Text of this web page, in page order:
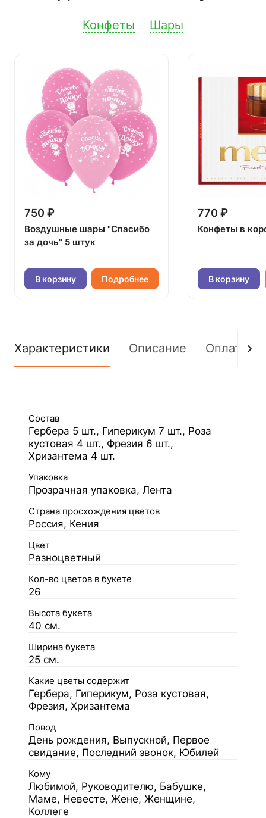
Конфеты Шары
750 ₽
Воздушные шары "Спасибо
за дочь" 5 штук
В корзину Подробнее
770 ₽
Конфеты в
В корзину
Характеристики Описание Оплата
Состав
Гербера 5 шт., Гиперикум 7 шт., Роза
кустовая 4 шт., Фрезия 6 шт.,
Хризантема 4 шт.
Упаковка
Прозрачная упаковка, Лента
Страна просхождения цветов
Россия, Кения
Цвет
Разноцветный
Кол-во цветов в букете
26
Высота букета
40 см.
Ширина букета
25 см.
Какие цветы содержит
Гербера, Гиперикум, Роза кустовая,
Фрезия, Хризантема
Повод
День рождения, Выпускной, Первое
свидание, Последний звонок, Юбилей
Кому
Любимой, Руководителю, Бабушке,
Маме, Невесте, Жене, Женщине,
Коллеге